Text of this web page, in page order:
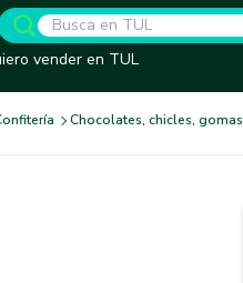
vender en TUL
Chocolates, chicles, gomas